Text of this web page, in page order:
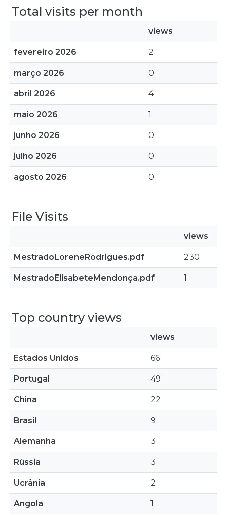
Total visits per month
views
fevereiro 2026 2
março 2026 0
abril 2026 4
maio 2026 1
junho 2026 0
julho 2026 0
agosto 2026 0
File Visits
views
MestradoLoreneRodrigues.pdf 230
MestradoElisabeteMendonça.pdf 1
Top country views
views
Estados Unidos 66
Portugal 49
China 22
Brasil 9
Alemanha 3
Rússia 3
Ucrânia 2
Angola 1